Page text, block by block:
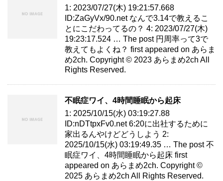
1: 2023/07/27(木) 19:21:57.668
ID:ZaGyVx/90.net なんで3.14で教えるこ
とにこだわってるの？ 4: 2023/07/27(木)
19:23:17.524 … The post 円周率って3で
教えてもよくね？ first appeared on あらま
め2ch. Copyright © 2023 あらまめ2ch All
Rights Reserved.
不眠症ワイ、4時間睡眠から起床
1: 2025/10/15(水) 03:19:27.88
ID:nDTtpxFv0.net 6:20に出社するために
家出るんやけどどうしよう 2:
2025/10/15(水) 03:19:49.35 … The post 不
眠症ワイ、4時間睡眠から起床 first
appeared on あらまめ2ch. Copyright ©
2025 あらまめ2ch All Rights Reserved.